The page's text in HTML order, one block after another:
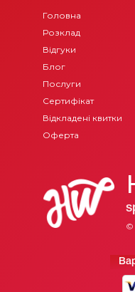
Головна
Розклад
Відгуки
Блог
Послуги
Сертифікат
Відкладені квитки
Оферта
©